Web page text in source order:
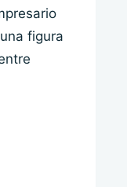
figura